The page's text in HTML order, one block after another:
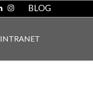
BLOG
INTRANET